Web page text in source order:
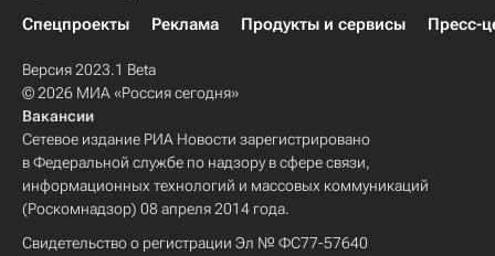
Спецпроекты
Реклама Продукты и сервисы Пресс-
Версия 2023.1 Beta
© 2026 МИА «Россия сегодня»
Вакансии
Сетевое издание РИА Новости зарегистрировано
в Федеральной службе по надзору в сфере связи,
информационных технологий и массовых коммуникаций
(Роскомнадзор) 08 апреля 2014 года.
Свидетельство о регистрации Эл № ФС77-57640